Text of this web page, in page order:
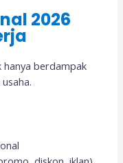
2026
hanya berdampak